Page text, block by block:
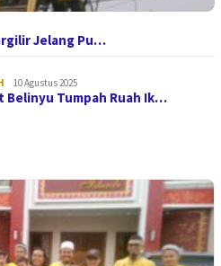
Jelang Pu…
10 Agustus 2025
Belinyu Tumpah Ruah Ik…